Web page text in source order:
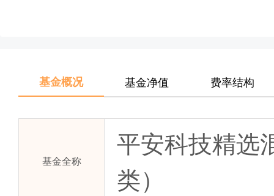
基金概况 基金净值 费率结构
基金全称
平安科技精选
类）